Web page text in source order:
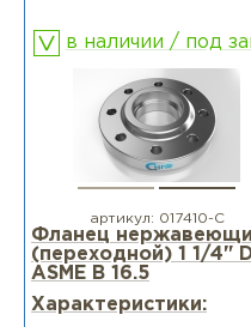
в наличии / под
артикул: 017410-С
Фланец
(переходной) 1 1/4"
ASME B 16.5
Характеристики: